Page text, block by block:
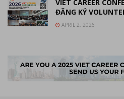
VIET CAREER
ĐĂNG KÝ
APRIL 2, 2026